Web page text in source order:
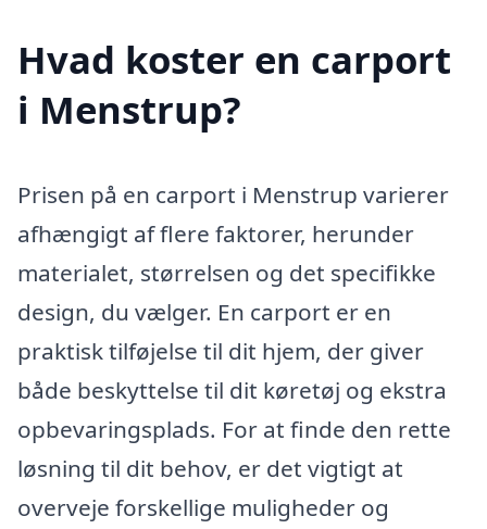
Hvad koster en carport
i Menstrup?
Prisen på en carport i Menstrup varierer
afhængigt af flere faktorer, herunder
materialet, størrelsen og det specifikke
design, du vælger. En carport er en
praktisk tilføjelse til dit hjem, der giver
både beskyttelse til dit køretøj og ekstra
opbevaringsplads. For at finde den rette
løsning til dit behov, er det vigtigt at
overveje forskellige muligheder og